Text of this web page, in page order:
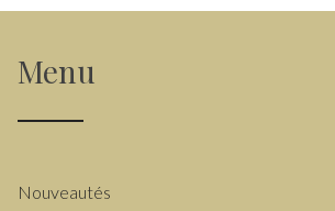
Menu
Nouveautés